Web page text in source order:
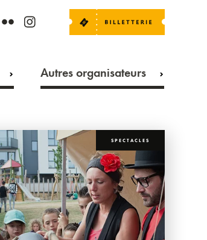
Autres organisateurs
SPECTACLES